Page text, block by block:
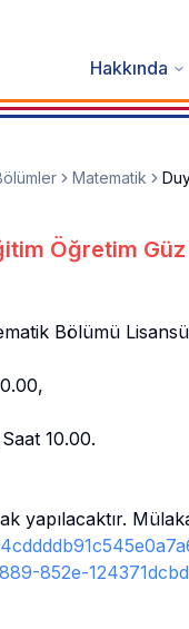
Hakkında
Matematik
Öğretim Güz
Bölümü
10.00.
852e-